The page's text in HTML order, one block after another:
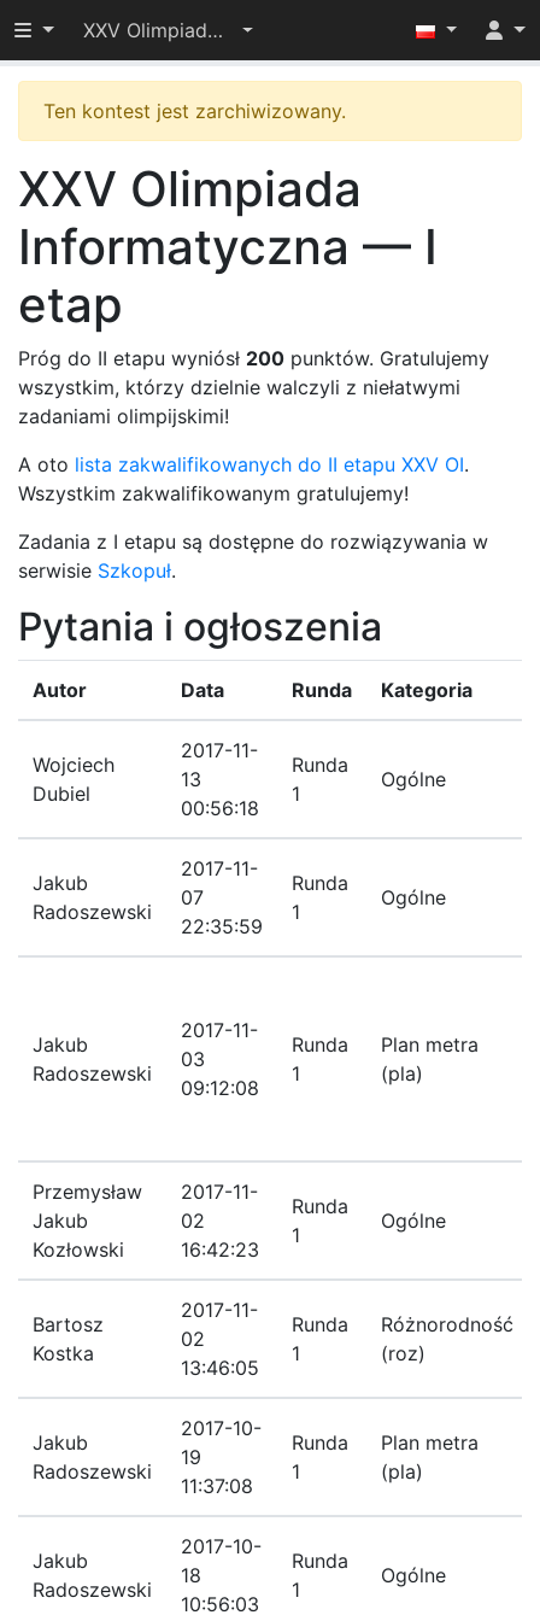
Przełącz widoczność menu
XXV Olimpiada Informatyczna — I etap
Ten kontest jest zarchiwizowany.
XXV Olimpiada
Informatyczna — I
etap
Próg do II etapu wyniósł 200 punktów. Gratulujemy
wszystkim, którzy dzielnie walczyli z niełatwymi
zadaniami olimpijskimi!
A oto lista zakwalifikowanych do II etapu XXV OI.
Wszystkim zakwalifikowanym gratulujemy!
Zadania z I etapu są dostępne do rozwiązywania w
serwisie Szkopuł.
Pytania i ogłoszenia
Autor Data Runda Kategoria
Wojciech
Dubiel
2017-11-
13
00:56:18
Runda
1
Ogólne
Jakub
Radoszewski
2017-11-
07
22:35:59
Runda
1
Ogólne
Jakub
Radoszewski
2017-11-
03
09:12:08
Runda
1
Plan metra
(pla)
Przemysław
Jakub
Kozłowski
2017-11-
02
16:42:23
Runda
1
Ogólne
Bartosz
Kostka
2017-11-
02
13:46:05
Runda
1
Różnorodność
(roz)
Jakub
Radoszewski
2017-10-
19
11:37:08
Runda
1
Plan metra
(pla)
Jakub
Radoszewski
2017-10-
18
10:56:03
Runda
1
Ogólne